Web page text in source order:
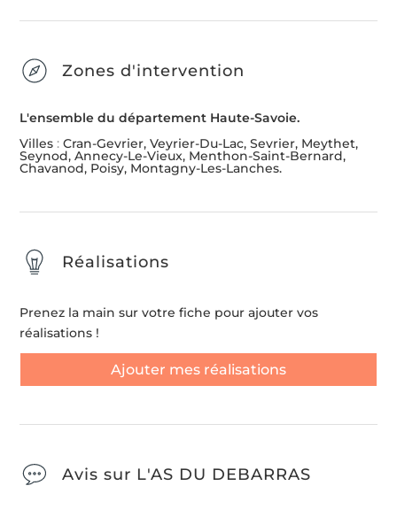
Zones d'intervention
L'ensemble du département Haute-Savoie.
Villes :Cran-Gevrier, Veyrier-Du-Lac, Sevrier, Meythet,
Seynod, Annecy-Le-Vieux, Menthon-Saint-Bernard,
Chavanod, Poisy, Montagny-Les-Lanches.
Réalisations
Prenez la main sur votre fiche pour ajouter vos
réalisations !
Ajouter mes réalisations
Avis sur L'AS DU DEBARRAS